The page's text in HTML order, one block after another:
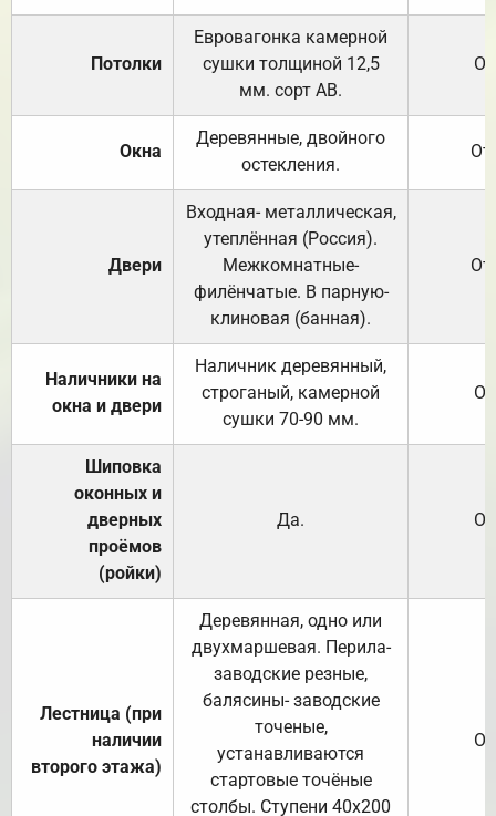
Потолки
Евровагонка камерной
сушки толщиной 12,5
мм. сорт АВ.
Окна
Деревянные, двойного
остекления.
Двери
Входная- металлическая,
утеплённая (Россия).
Межкомнатные-
филёнчатые. В парную-
клиновая (банная).
Наличники на
окна и двери
Наличник деревянный,
строганый, камерной
сушки 70-90 мм.
Шиповка
оконных и
дверных
проёмов
(ройки)
Да.
Лестница (при
наличии
второго этажа)
Деревянная, одно или
двухмаршевая. Перила-
заводские резные,
балясины- заводские
точеные,
устанавливаются
стартовые точёные
столбы. Ступени 40х200